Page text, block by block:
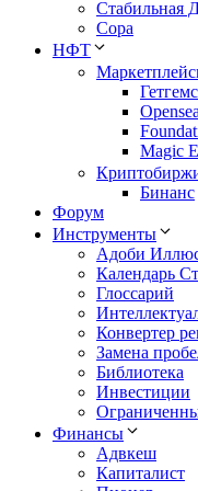
Стабильная
Сора
НФТ
Гетгемс
Opensea
Magic
Бинанс
Форум
Инструменты
Адоби
Календарь
Глоссарий
Конвертер
Замена
Библиотека
Инвестиции
Финансы
Адвкеш
Капиталист